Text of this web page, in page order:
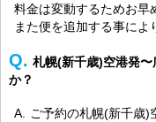
料金は変動するためお早
また便を追加する事によ
札幌(新千歳)空港発
か？
ご予約の札幌(新千歳)